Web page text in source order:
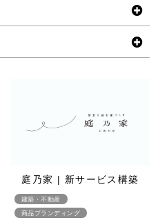
庭乃家 | 新サービス構築
建築・不動産
商品ブランディング